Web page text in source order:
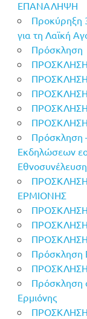
ΕΠΑΝΑΛΗΨΗ
Προκύρηξη
για τη Λαϊκή
Πρόσκληση
ΠΡΟΣΚΛΗΣΗ
ΠΡΟΣΚΛΗΣΗ
ΠΡΟΣΚΛΗΣΗ
ΠΡΟΣΚΛΗΣΗ
ΠΡΟΣΚΛΗΣΗ
Πρόσκληση
Εκδηλώσεων
ΕΡΜΙΟΝΗΣ
ΠΡΟΣΚΛΗΣΗ
Πρόσκληση
Πρόσκληση
Ερμιόνης
ΠΡΟΣΚΛΗΣΗ